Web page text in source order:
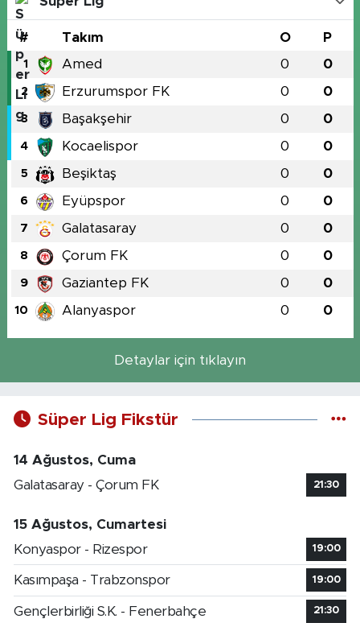
# Takım O P
1 Amed 0 0
2 Erzurumspor FK 0 0
3 Başakşehir 0 0
4 Kocaelispor 0 0
5 Beşiktaş 0 0
6 Eyüpspor 0 0
7 Galatasaray 0 0
8 Çorum FK 0 0
9 Gaziantep FK 0 0
10 Alanyaspor 0 0
Detaylar için tıklayın
Süper Lig Fikstür
14 Ağustos, Cuma
Galatasaray - Çorum FK
21:30
15 Ağustos, Cumartesi
Konyaspor - Rizespor
19:00
Kasımpaşa - Trabzonspor 19:00
Gençlerbirliği S.K. - Fenerbahçe 21:30